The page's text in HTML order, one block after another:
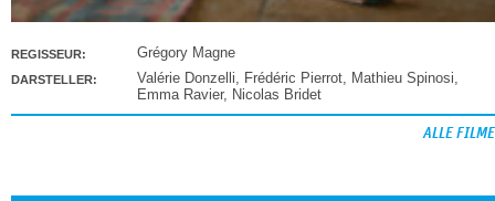
REGISSEUR: Grégory Magne
DARSTELLER: Valérie Donzelli, Frédéric Pierrot, Mathieu Spinosi,
Emma Ravier, Nicolas Bridet
ALLE FILME